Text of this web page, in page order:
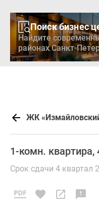
Поиск бизнес
Найдите
районах Санкт-
ЖК
1-комн. квартира,
Срок сдачи 4 квартал